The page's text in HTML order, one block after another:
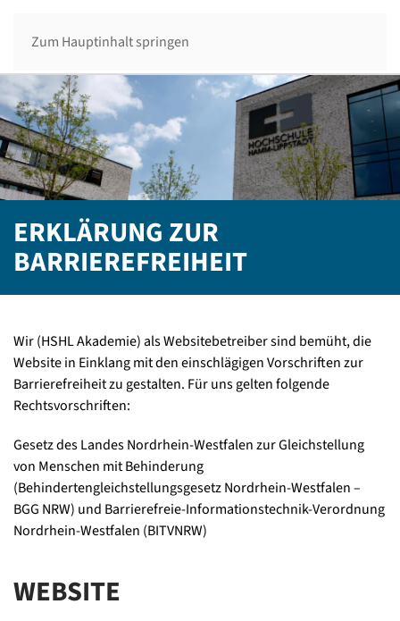
Zum Hauptinhalt springen
ERKLÄRUNG ZUR
BARRIEREFREIHEIT
Wir (HSHL Akademie) als Websitebetreiber sind bemüht, die
Website in Einklang mit den einschlägigen Vorschriften zur
Barrierefreiheit zu gestalten. Für uns gelten folgende
Rechtsvorschriften:
Gesetz des Landes Nordrhein-Westfalen zur Gleichstellung
von Menschen mit Behinderung
(Behindertengleichstellungsgesetz Nordrhein-Westfalen –
BGG NRW) und Barrierefreie-Informationstechnik-Verordnung
Nordrhein-Westfalen (BITVNRW)
WEBSITE